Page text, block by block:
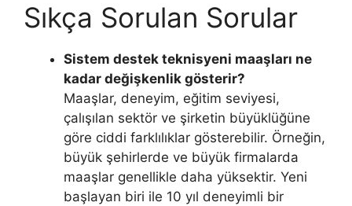
Sıkça Sorulan Sorular
Sistem destek teknisyeni maaşları ne
kadar değişkenlik gösterir?
Maaşlar, deneyim, eğitim seviyesi,
çalışılan sektör ve şirketin büyüklüğüne
göre ciddi farklılıklar gösterebilir. Örneğin,
büyük şehirlerde ve büyük firmalarda
maaşlar genellikle daha yüksektir. Yeni
başlayan biri ile 10 yıl deneyimli bir